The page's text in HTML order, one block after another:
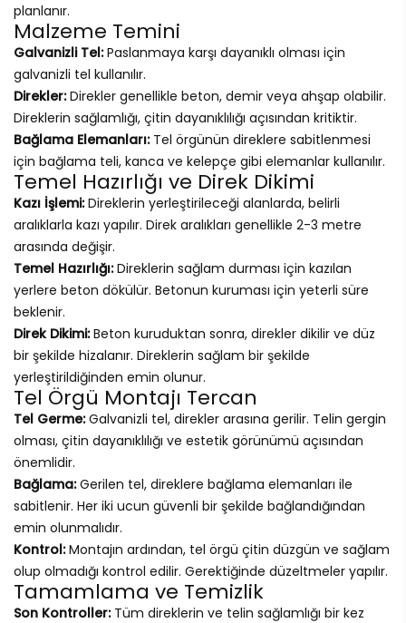
planlanır.
Malzeme Temini
Galvanizli Tel:Paslanmaya karşı dayanıklı olması için
galvanizli tel kullanılır.
Direkler:Direkler genellikle beton, demir veya ahşap olabilir.
Direklerin sağlamlığı, çitin dayanıklılığı açısından kritiktir.
Bağlama Elemanları:Tel örgünün direklere sabitlenmesi
için bağlama teli, kanca ve kelepçe gibi elemanlar kullanılır.
Temel Hazırlığı ve Direk Dikimi
Kazı İşlemi:Direklerin yerleştirileceği alanlarda, belirli
aralıklarla kazı yapılır. Direk aralıkları genellikle 2-3 metre
arasında değişir.
Temel Hazırlığı:Direklerin sağlam durması için kazılan
yerlere beton dökülür. Betonun kuruması için yeterli süre
beklenir.
Direk Dikimi:Beton kuruduktan sonra, direkler dikilir ve düz
bir şekilde hizalanır. Direklerin sağlam bir şekilde
yerleştirildiğinden emin olunur.
Tel Örgü Montajı Tercan
Tel Germe:Galvanizli tel, direkler arasına gerilir. Telin gergin
olması, çitin dayanıklılığı ve estetik görünümü açısından
önemlidir.
Bağlama:Gerilen tel, direklere bağlama elemanları ile
sabitlenir. Her iki ucun güvenli bir şekilde bağlandığından
emin olunmalıdır.
Kontrol:Montajın ardından, tel örgü çitin düzgün ve sağlam
olup olmadığı kontrol edilir. Gerektiğinde düzeltmeler yapılır.
Tamamlama ve Temizlik
Son Kontroller:Tüm direklerin ve telin sağlamlığı bir kez